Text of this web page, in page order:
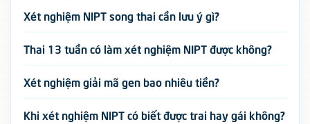
Gói xét nghiệm gợi ý
Gói xét nghiệm Fitness